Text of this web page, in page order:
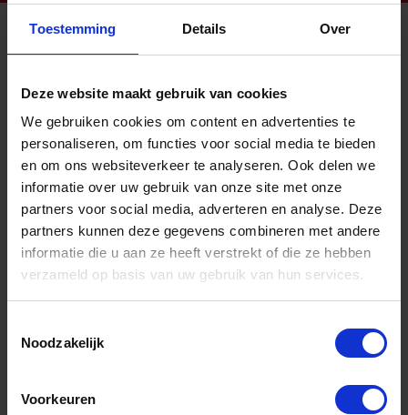
Toestemming Details Over
Deze website maakt gebruik van cookies
We gebruiken cookies om content en advertenties te
personaliseren, om functies voor social media te bieden
en om ons websiteverkeer te analyseren. Ook delen we
informatie over uw gebruik van onze site met onze
partners voor social media, adverteren en analyse. Deze
partners kunnen deze gegevens combineren met andere
informatie die u aan ze heeft verstrekt of die ze hebben
verzameld op basis van uw gebruik van hun services.
Noodzakelijk
Voorkeuren
Informatie
Sitemap
Algemene voorwaarden Ome Dick
Over Ome Dick
Klachtenregeling Ome Dick
Retouren & Garantie Ome Dick
Privacyverklaring Ome Dick
Klantenservice